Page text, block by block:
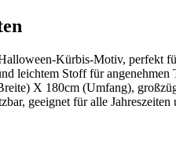
Kürbis-Motiv, perfekt
leichtem Stoff für angenehmen
X 180cm (Umfang),
geeignet für alle Jahreszeiten